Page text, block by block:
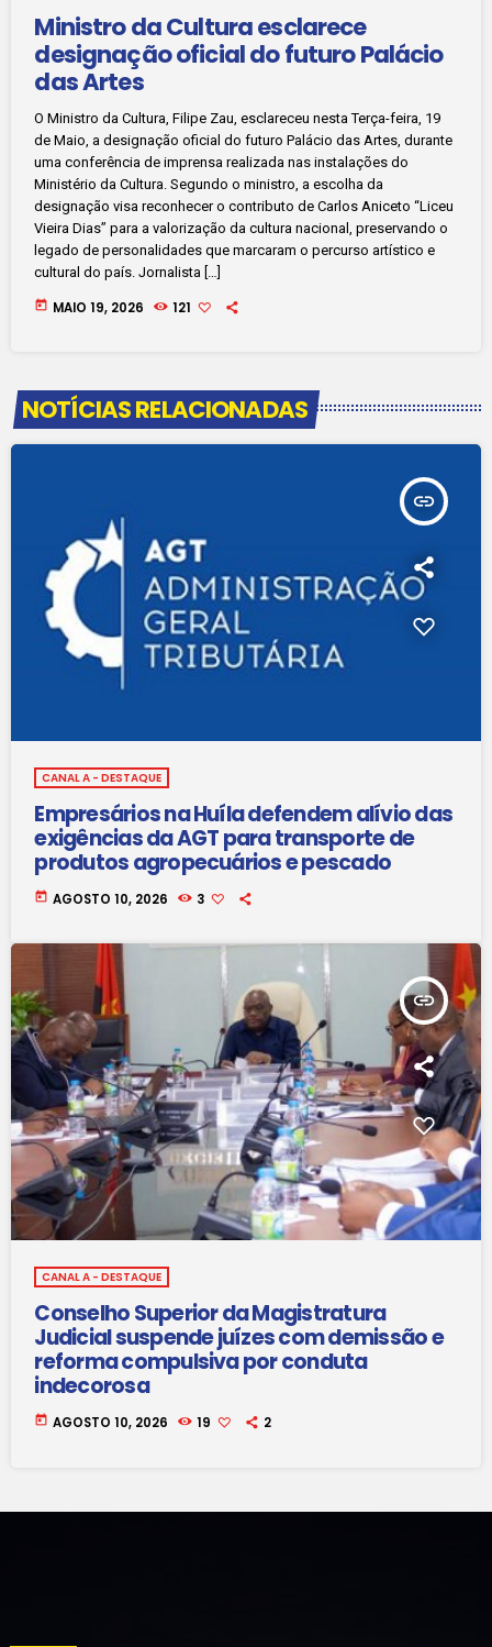
Ministro da Cultura esclarece
designação oficial do futuro Palácio
das Artes
O Ministro da Cultura, Filipe Zau, esclareceu nesta Terça-feira, 19
de Maio, a designação oficial do futuro Palácio das Artes, durante
uma conferência de imprensa realizada nas instalações do
Ministério da Cultura. Segundo o ministro, a escolha da
designação visa reconhecer o contributo de Carlos Aniceto “Liceu
Vieira Dias” para a valorização da cultura nacional, preservando o
legado de personalidades que marcaram o percurso artístico e
cultural do país. Jornalista […]
today MAIO 19, 2026 121
NOTÍCIAS RELACIONADAS
insert_link
CANAL A - DESTAQUE
Empresários na Huíla defendem alívio das
exigências da AGT para transporte de
produtos agropecuários e pescado
today AGOSTO 10, 2026 3
insert_link
CANAL A - DESTAQUE
Conselho Superior da Magistratura
Judicial suspende juízes com demissão e
reforma compulsiva por conduta
indecorosa
today AGOSTO 10, 2026 19 2